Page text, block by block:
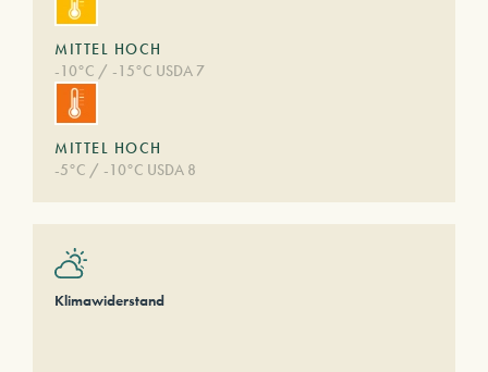
MITTEL HOCH
-10°C / -15°C USDA 7
MITTEL HOCH
-5°C / -10°C USDA 8
Klimawiderstand